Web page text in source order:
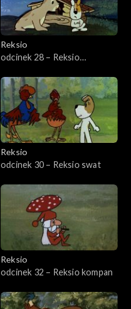
Reksio
odcinek 28 – Reksio
Reksio
odcinek 30 – Reksio swat
Reksio
odcinek 32 – Reksio kompan